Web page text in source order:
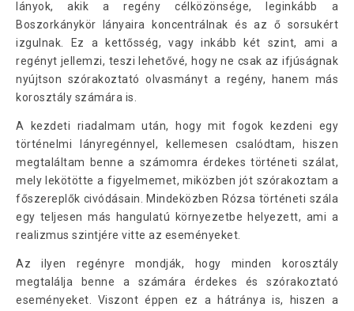
lányok, akik a regény célközönsége, leginkább a
Boszorkánykör lányaira koncentrálnak és az ő sorsukért
izgulnak. Ez a kettősség, vagy inkább két szint, ami a
regényt jellemzi, teszi lehetővé, hogy ne csak az ifjúságnak
nyújtson szórakoztató olvasmányt a regény, hanem más
korosztály számára is.
A kezdeti riadalmam után, hogy mit fogok kezdeni egy
történelmi lányregénnyel, kellemesen csalódtam, hiszen
megtaláltam benne a számomra érdekes történeti szálat,
mely lekötötte a figyelmemet, miközben jót szórakoztam a
főszereplők civódásain. Mindeközben Rózsa történeti szála
egy teljesen más hangulatú környezetbe helyezett, ami a
realizmus szintjére vitte az eseményeket.
Az ilyen regényre mondják, hogy minden korosztály
megtalálja benne a számára érdekes és szórakoztató
eseményeket. Viszont éppen ez a hátránya is, hiszen a